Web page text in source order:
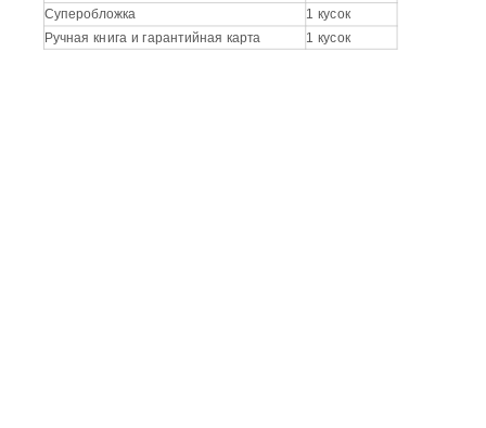
Суперобложка
1 кусок
Ручная книга и гарантийная карта 1 кусок